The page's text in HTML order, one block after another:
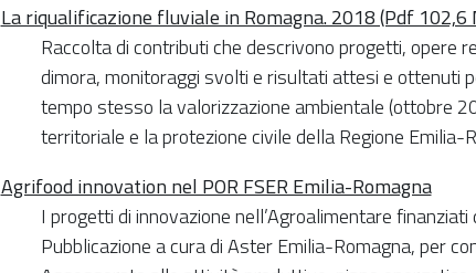
La riqualificazione fluviale in Romagna. 2018 (Pdf 102,6
Raccolta di contributi che descrivono progetti, opere
dimora, monitoraggi svolti e risultati attesi e ottenuti
tempo stesso la valorizzazione ambientale (ottobre
territoriale e la protezione civile della Regione
Agrifood innovation nel POR FSER Emilia-Romagna
I progetti di innovazione nell’Agroalimentare
Pubblicazione a cura di Aster Emilia-Romagna, per